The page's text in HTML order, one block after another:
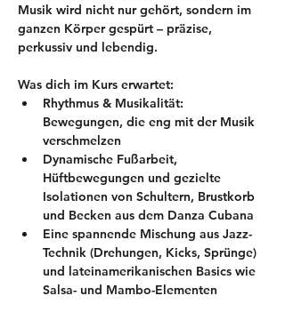
Musik wird nicht nur gehört, sondern im
ganzen Körper gespürt – präzise,
perkussiv und lebendig.
Was dich im Kurs erwartet:
Rhythmus & Musikalität:
Bewegungen, die eng mit der Musik
verschmelzen
Dynamische Fußarbeit,
Hüftbewegungen und gezielte
Isolationen von Schultern, Brustkorb
und Becken aus dem Danza Cubana
Eine spannende Mischung aus Jazz-
Technik (Drehungen, Kicks, Sprünge)
und lateinamerikanischen Basics wie
Salsa- und Mambo-Elementen